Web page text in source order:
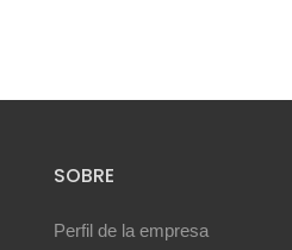
SOBRE
Perfil de la empresa